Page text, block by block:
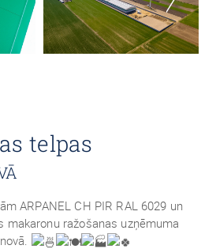
telpas
ARPANEL CH PIR RAL 6029 un
makaronu ražošanas uzņēmuma